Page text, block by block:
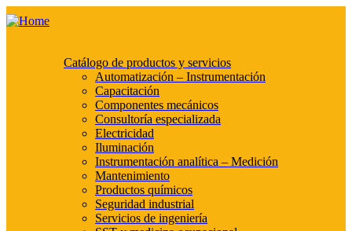
Catálogo de productos y servicios
Automatización – Instrumentación
Capacitación
Componentes mecánicos
Consultoría especializada
Electricidad
Iluminación
Instrumentación analítica – Medición
Mantenimiento
Productos químicos
Seguridad industrial
Servicios de ingeniería